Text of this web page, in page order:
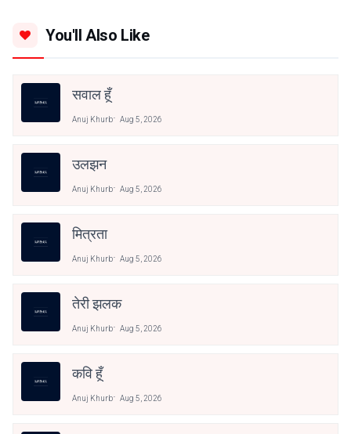
You'll Also Like
सवाल हूँ
Anuj Khurb Aug 5, 2026
उलझन
Anuj Khurb Aug 5, 2026
मित्रता
Anuj Khurb Aug 5, 2026
तेरी झलक
Anuj Khurb Aug 5, 2026
कवि हूँ
Anuj Khurb Aug 5, 2026